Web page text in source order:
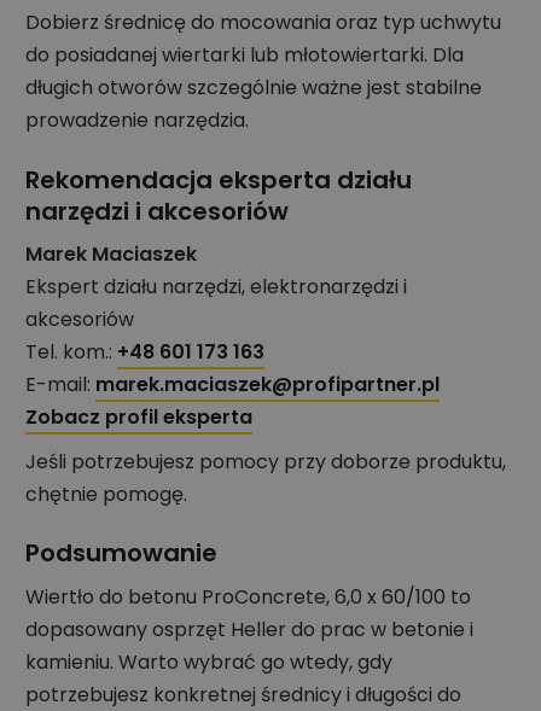
Dobierz średnicę do mocowania oraz typ uchwytu
do posiadanej wiertarki lub młotowiertarki. Dla
długich otworów szczególnie ważne jest stabilne
prowadzenie narzędzia.
Rekomendacja eksperta działu
narzędzi i akcesoriów
Marek Maciaszek
Ekspert działu narzędzi, elektronarzędzi i
akcesoriów
Tel. kom.: +48 601 173 163
E-mail: marek.maciaszek@profipartner.pl
Zobacz profil eksperta
Jeśli potrzebujesz pomocy przy doborze produktu,
chętnie pomogę.
Podsumowanie
Wiertło do betonu ProConcrete, 6,0 x 60/100 to
dopasowany osprzęt Heller do prac w betonie i
kamieniu. Warto wybrać go wtedy, gdy
potrzebujesz konkretnej średnicy i długości do